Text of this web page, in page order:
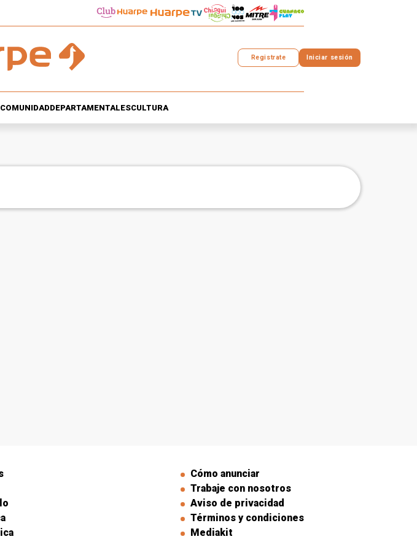
Registrate Iniciar sesión
COMUNIDADDEPARTAMENTALESCULTURA
Cómo anunciar
Trabaje con nosotros
Aviso de privacidad
Términos y condiciones
Mediakit